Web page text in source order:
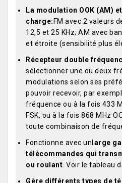
La modulation OOK (AM)
charge: FM avec 2 valeurs
12,5 et 25 KHz; AM avec
et étroite (sensibilité plus
Récepteur double
sélectionner une ou deux
modulations selon ses
pouvoir recevoir, par
fréquence ou à la fois 433
FSK, ou à la fois 868 MHz
toute combinaison de
Fonctionne avec un large
télécommandes qui
ou roulant. Voir le tableau
Gère différents types de